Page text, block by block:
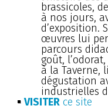
brassicoles,
à nos jours,
d’exposition.
œuvres lui
parcours
goût,
à la Taverne,
dégustation
industrielles
VISITER ce site